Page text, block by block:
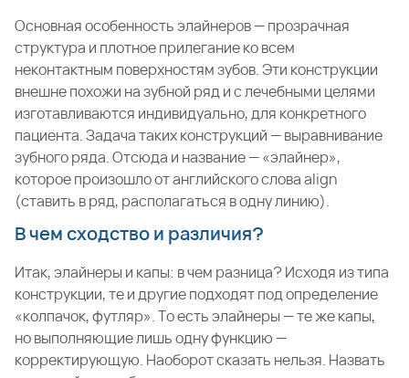
Основная особенность элайнеров — прозрачная
структура и плотное прилегание ко всем
неконтактным поверхностям зубов. Эти конструкции
внешне похожи на зубной ряд и с лечебными целями
изготавливаются индивидуально, для конкретного
пациента. Задача таких конструкций — выравнивание
зубного ряда. Отсюда и название — «элайнер»,
которое произошло от английского слова align
(ставить в ряд, располагаться в одну линию).
В чем сходство и различия?
Итак, элайнеры и капы: в чем разница? Исходя из типа
конструкции, те и другие подходят под определение
«колпачок, футляр». То есть элайнеры — те же капы,
но выполняющие лишь одну функцию —
корректирующую. Наоборот сказать нельзя. Назвать